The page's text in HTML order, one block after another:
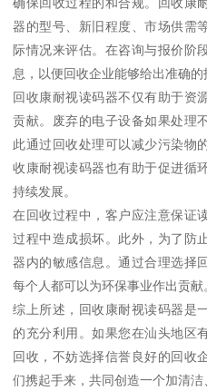
确保回收过程的和合规。回收康
器的型号、新旧程度、市场供需
际情况来评估。在咨询与报价阶
息，以便回收企业能够给出准确的
回收康耐视读码器不仅有助于资
贡献。废弃的电子设备如果处理
此通过回收处理可以减少污染物
收康耐视读码器也有助于促进循
持续发展。
在回收过程中，客户应注意保证
过程中造成损坏。此外，为了防
器内的敏感信息。通过合理选择
每个人都可以为环保事业作出贡献
综上所述，回收康耐视读码器是
的充分利用。如果您在汕头地区
回收，不妨选择信誉良好的回收
们携起手来，共同创造一个加清洁